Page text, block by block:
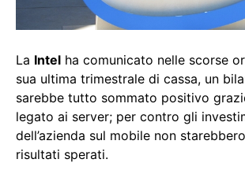
La Intel ha comunicato nelle scorse
sua ultima trimestrale di cassa, un
sarebbe tutto sommato positivo
legato ai server; per contro gli
dell’azienda sul mobile non
risultati sperati.